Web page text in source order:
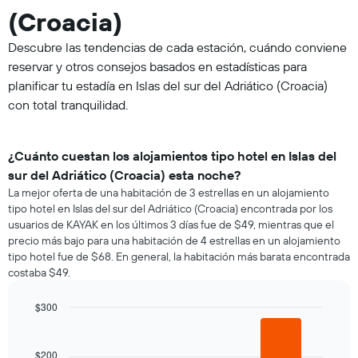
(Croacia)
Descubre las tendencias de cada estación, cuándo conviene
reservar y otros consejos basados en estadísticas para
planificar tu estadía en Islas del sur del Adriático (Croacia)
con total tranquilidad.
¿Cuánto cuestan los alojamientos tipo hotel en Islas del
sur del Adriático (Croacia) esta noche?
La mejor oferta de una habitación de 3 estrellas en un alojamiento
tipo hotel en Islas del sur del Adriático (Croacia) encontrada por los
usuarios de KAYAK en los últimos 3 días fue de $49, mientras que el
precio más bajo para una habitación de 4 estrellas en un alojamiento
tipo hotel fue de $68. En general, la habitación más barata encontrada
costaba $49.
with
$200
$300